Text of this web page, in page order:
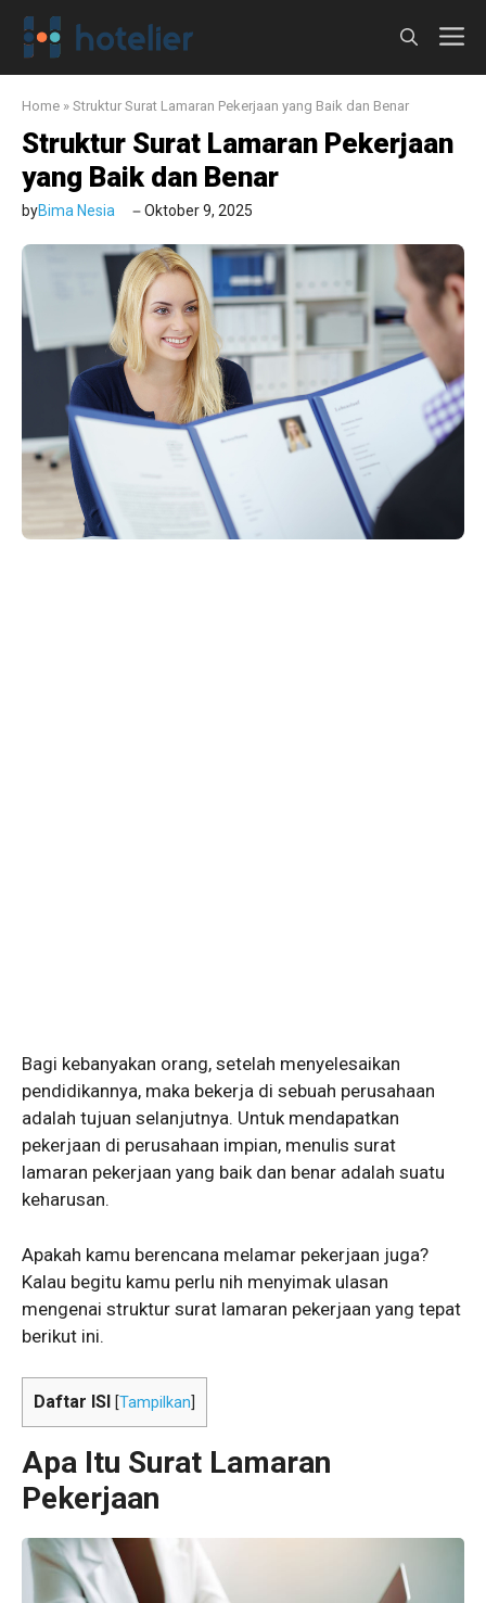
Langsung
Home » Struktur Surat Lamaran Pekerjaan yang Baik dan Benar
Struktur Surat Lamaran Pekerjaan
yang Baik dan Benar
byBima Nesia Oktober 9, 2025
Bagi kebanyakan orang, setelah menyelesaikan
pendidikannya, maka bekerja di sebuah perusahaan
adalah tujuan selanjutnya. Untuk mendapatkan
pekerjaan di perusahaan impian, menulis surat
lamaran pekerjaan yang baik dan benar adalah suatu
keharusan.
Apakah kamu berencana melamar pekerjaan juga?
Kalau begitu kamu perlu nih menyimak ulasan
mengenai struktur surat lamaran pekerjaan yang tepat
berikut ini.
Daftar ISI [Tampilkan
Apa Itu Surat Lamaran
Pekerjaan